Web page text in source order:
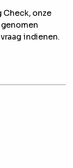
Check, onze
indienen.